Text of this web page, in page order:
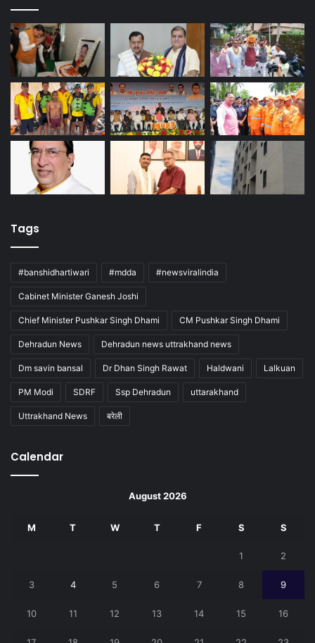
Tags
#banshidhartiwari #mdda #newsviralindia
Cabinet Minister Ganesh Joshi
Chief Minister Pushkar Singh Dhami CM Pushkar Singh Dhami
Dehradun News Dehradun news uttrakhand news
Dm savin bansal Dr Dhan Singh Rawat Haldwani Lalkuan
PM Modi SDRF Ssp Dehradun uttarakhand
Uttrakhand News बरेली
Calendar
August 2026
M T W T F S S
1 2
3 4 5 6 7 8 9
10 11 12 13 14 15 16